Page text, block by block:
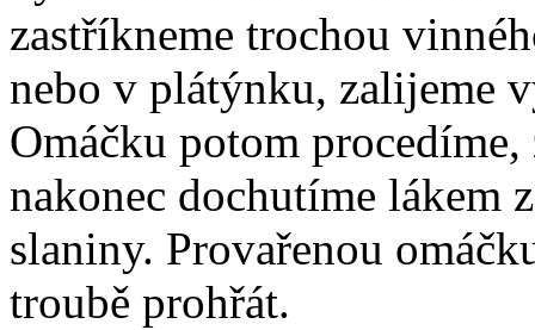
zastříkneme trochou
nebo v plátýnku, zalijeme
Omáčku potom
nakonec dochutíme lákem
slaniny. Provařenou
troubě prohřát.